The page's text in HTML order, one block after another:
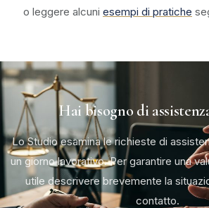
o leggere alcuni esempi di pratiche
Hai bisogno di
Lo Studio esamina le richieste di
un giorno lavorativo. Per garantire una
utile descrivere brevemente la
contatto.